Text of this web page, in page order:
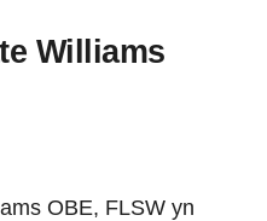
Williams
OBE, FLSW yn